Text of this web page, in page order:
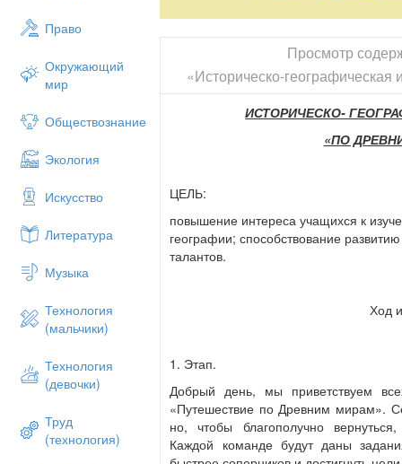
Право
Окружающий
мир
Обществознание
Экология
Искусство
Литература
Музыка
Технология
(мальчики)
Технология
(девочки)
Труд
(технология)
Просмотр
«Историческо-
ИСТОРИЧЕСКО-
«ПО
ЦЕЛЬ:
повышение интереса учащихся к
географии; способствование
талантов.
Ход
1. Этап.
Добрый день, мы приветствуем
«Путешествие по Древним мирам».
но, чтобы благополучно
Каждой команде будут даны